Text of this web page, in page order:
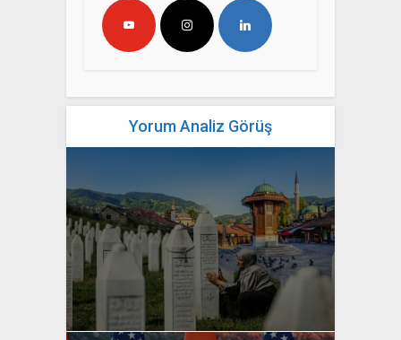
Yorum Analiz Görüş
yazan
Bahri Ak